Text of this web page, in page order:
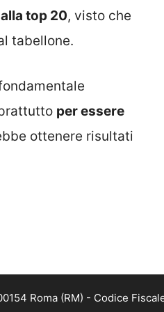
top 20, visto che
tabellone.
per essere
ottenere risultati
Roma (RM) - Codice